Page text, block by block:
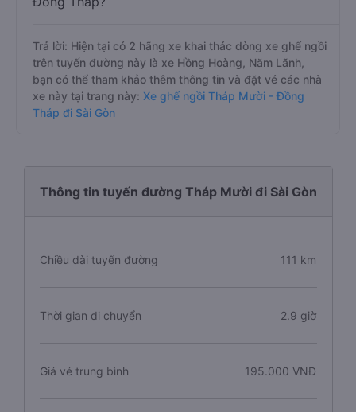
Trả lời: Hiện tại có 2 hãng xe khai thác dòng xe ghế ngồi
trên tuyến đường này là xe Hồng Hoàng, Năm Lãnh,
bạn có thể tham khảo thêm thông tin và đặt vé các nhà
xe này tại trang này: Xe ghế ngồi Tháp Mười - Đồng
Tháp đi Sài Gòn
Thông tin tuyến đường Tháp Mười đi Sài Gòn
Chiều dài tuyến đường 111 km
Thời gian di chuyển 2.9 giờ
Giá vé trung bình 195.000 VNĐ